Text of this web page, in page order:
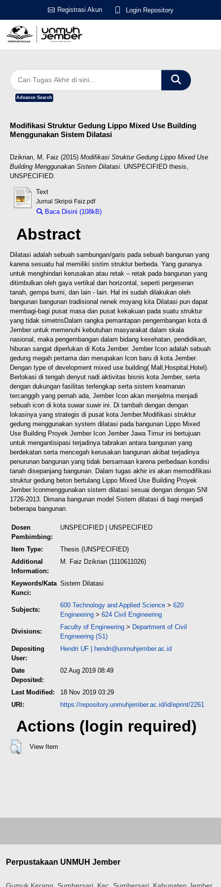
Registrasi Akun Login Repository
Advance Search
Modifikasi Struktur Gedung Lippo Mixed Use Building
Menggunakan Sistem Dilatasi
Dzikrian, M. Faiz (2015) Modifikasi Struktur Gedung Lippo Mixed Use
Building Menggunakan Sistem Dilatasi. UNSPECIFIED thesis,
UNSPECIFIED.
Text
Jurnal Skripsi Faiz.pdf
Baca Disini (108kB)
Abstract
Dilatasi adalah sebuah sambungan/garis pada sebuah bangunan yang
karena sesuatu hal memiliki sistim struktur berbeda. Yang gunanya
untuk menghindari kerusakan atau retak – retak pada bangunan yang
ditimbulkan oleh gaya vertikal dan horizontal, seperti pergeseran
tanah, gempa bumi, dan lain - lain. Hal ini sudah dilakukan oleh
bangunan bangunan tradisional nenek moyang kita Dilatasi pun dapat
membagi-bagi pusat masa dan pusat kekakuan pada suatu struktur
yang tidak simetrisDalam rangka pemantapan pengembangan kota di
Jember untuk memenuhi kebutuhan masyarakat dalam skala
nasional, maka pengembangan dalam bidang kesehatan, pendidikan,
hiburan sangat diperlukan di Kota Jember. Jember Icon adalah sebuah
gedung megah pertama dan merupakan Icon baru di kota Jember.
Dengan type of development mixed use building( Mall,Hospital,Hotel).
Berlokasi di tengah denyut nadi aktivitas bisnis kota Jember, serta
dengan dukungan fasilitas terlengkap serta sistem keamanan
tercanggih yang pernah ada, Jember Icon akan menjelma menjadi
sebuah icon di kota suwar suwir ini. Di tambah dengan dengan
lokasinya yang strategis di pusat kota Jember. Modifikasi struktur
gedung menggunakan system dilatasi pada bangunan Lippo Mixed
Use Building Proyek Jember Icon Jember Jawa Timur ini bertujuan
untuk mengantisipasi terjadinya tabrakan antara bangunan yang
berdekatan serta mencegah kerusakan bangunan akibat terjadinya
penurunan bangunan yang tidak bersamaan karena perbedaan kondisi
tanah disepanjang bangunan. Dalam tugas akhir ini akan memodifikasi
struktur gedung beton bertulang Lippo Mixed Use Building Proyek
Jember Iconmenggunakan sistem dilatasi sesuai dengan dengan SNI
1726-2013. Dimana bangunan model Sistem dilatasi di bagi menjadi
beberapa bangunan.
Dosen
Pembimbing:
UNSPECIFIED | UNSPECIFIED
Item Type:
Thesis (UNSPECIFIED)
Additional
Information:
M. Faiz Dzikrian (1110611026)
Keywords/Kata
Kunci:
Sistem Dilatasi
Subjects:
600 Technology and Applied Science > 620
Engineering > 624 Civil Engineering
Divisions:
Faculty of Engineering > Department of Civil
Engineering (S1)
Depositing
User:
Hendri UF | hendri@unmuhjember.ac.id
Date
Deposited:
02 Aug 2019 08:49
Last Modified:
18 Nov 2019 03:29
URI:
https://repository.unmuhjember.ac.id/id/eprint/2261
Actions (login required)
View Item
Perpustakaan UNMUH Jember
Gumuk Kerang, Sumbersari, Kec. Sumbersari, Kabupaten Jember